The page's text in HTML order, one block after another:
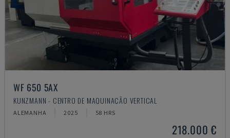
WF 650 5AX
KUNZMANN - CENTRO DE MAQUINAÇÃO VERTICAL
ALEMANHA 2025 58 HRS
218.000 €